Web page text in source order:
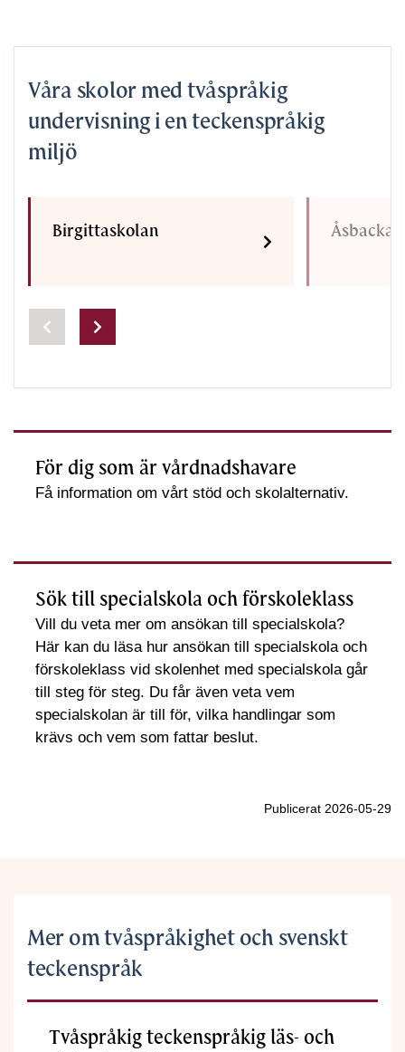
Våra skolor med tvåspråkig
undervisning i en teckenspråkig
miljö
Birgittaskolan
För dig som är vårdnadshavare
Få information om vårt stöd och skolalternativ.
Sök till specialskola och förskoleklass
Vill du veta mer om ansökan till specialskola?
Här kan du läsa hur ansökan till specialskola och
förskoleklass vid skolenhet med specialskola går
till steg för steg. Du får även veta vem
specialskolan är till för, vilka handlingar som
krävs och vem som fattar beslut.
Publicerat 2026-05-29
Mer om tvåspråkighet och svenskt
teckenspråk
Tvåspråkig teckenspråkig läs- och